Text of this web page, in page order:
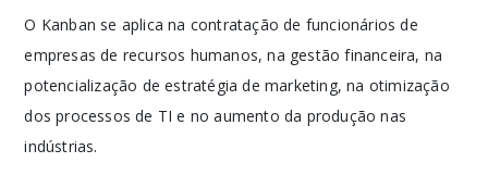
O Kanban se aplica na contratação de funcionários de
empresas de recursos humanos, na gestão financeira, na
potencialização de estratégia de marketing, na otimização
dos processos de TI e no aumento da produção nas
indústrias.